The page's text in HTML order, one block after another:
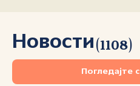
Новости (1108)
Погледајте